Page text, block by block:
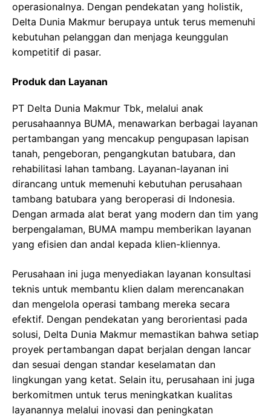
operasionalnya. Dengan pendekatan yang holistik,
Delta Dunia Makmur berupaya untuk terus memenuhi
kebutuhan pelanggan dan menjaga keunggulan
kompetitif di pasar.
Produk dan Layanan
PT Delta Dunia Makmur Tbk, melalui anak
perusahaannya BUMA, menawarkan berbagai layanan
pertambangan yang mencakup pengupasan lapisan
tanah, pengeboran, pengangkutan batubara, dan
rehabilitasi lahan tambang. Layanan-layanan ini
dirancang untuk memenuhi kebutuhan perusahaan
tambang batubara yang beroperasi di Indonesia.
Dengan armada alat berat yang modern dan tim yang
berpengalaman, BUMA mampu memberikan layanan
yang efisien dan andal kepada klien-kliennya.
Perusahaan ini juga menyediakan layanan konsultasi
teknis untuk membantu klien dalam merencanakan
dan mengelola operasi tambang mereka secara
efektif. Dengan pendekatan yang berorientasi pada
solusi, Delta Dunia Makmur memastikan bahwa setiap
proyek pertambangan dapat berjalan dengan lancar
dan sesuai dengan standar keselamatan dan
lingkungan yang ketat. Selain itu, perusahaan ini juga
berkomitmen untuk terus meningkatkan kualitas
layanannya melalui inovasi dan peningkatan